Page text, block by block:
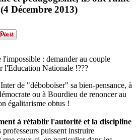
Décembre 2013)
: demander au couple
l'Education Nationale !???
de "déboboïser" sa bien-pensance, à
ou à Bourdieu de renoncer au
égalitarisme obtus !
à rétablir l'autorité et la discipline
professeurs puissent instruire